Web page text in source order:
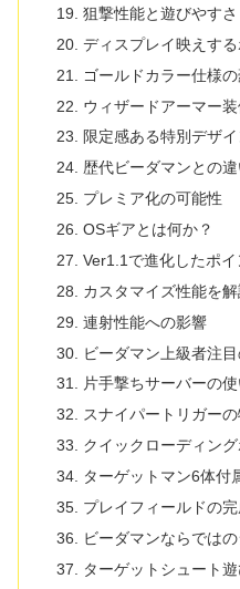
狙撃性能と遊びやすさ
ディスプレイ映えする
ゴールドカラー仕様
ウィザードアーマー
限定感ある特別デザイ
歴代ビーダマンとの
プレミア化の可能性
OSギアとは何か？
Ver1.1で進化したポイ
カスタマイズ性能を解
連射性能への影響
ビーダマン上級者注
片手撃ちサーバーの
スナイパートリガー
クイックローディン
ターゲットマン6体付
プレイフィールドの
ビーダマンならでは
ターゲットシュート